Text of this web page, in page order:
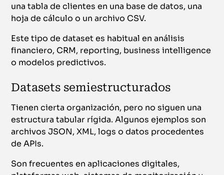
una tabla de clientes en una base de datos, una
hoja de cálculo o un archivo CSV.
Este tipo de dataset es habitual en análisis
financiero, CRM, reporting, business intelligence
o modelos predictivos.
Datasets semiestructurados
Tienen cierta organización, pero no siguen una
estructura tabular rígida. Algunos ejemplos son
archivos JSON, XML, logs o datos procedentes
de APIs.
Son frecuentes en aplicaciones digitales,